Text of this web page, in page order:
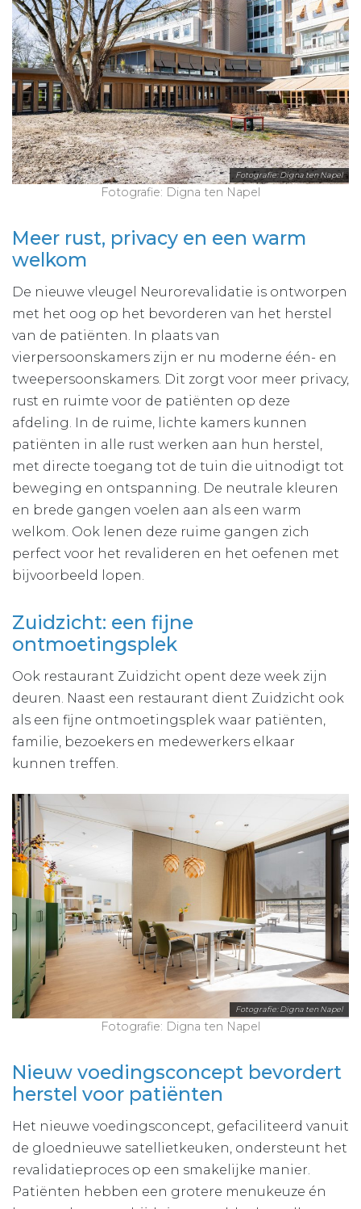
Fotografie: Digna ten Napel
Fotografie: Digna ten Napel
Meer rust, privacy en een warm
welkom
De nieuwe vleugel Neurorevalidatie is ontworpen
met het oog op het bevorderen van het herstel
van de patiënten. In plaats van
vierpersoonskamers zijn er nu moderne één- en
tweepersoonskamers. Dit zorgt voor meer privacy,
rust en ruimte voor de patiënten op deze
afdeling. In de ruime, lichte kamers kunnen
patiënten in alle rust werken aan hun herstel,
met directe toegang tot de tuin die uitnodigt tot
beweging en ontspanning. De neutrale kleuren
en brede gangen voelen aan als een warm
welkom. Ook lenen deze ruime gangen zich
perfect voor het revalideren en het oefenen met
bijvoorbeeld lopen.
Zuidzicht: een fijne
ontmoetingsplek
Ook restaurant Zuidzicht opent deze week zijn
deuren. Naast een restaurant dient Zuidzicht ook
als een fijne ontmoetingsplek waar patiënten,
familie, bezoekers en medewerkers elkaar
kunnen treffen.
Fotografie: Digna ten Napel
Fotografie: Digna ten Napel
Nieuw voedingsconcept bevordert
herstel voor patiënten
Het nieuwe voedingsconcept, gefaciliteerd vanuit
de gloednieuwe satellietkeuken, ondersteunt het
revalidatieproces op een smakelijke manier.
Patiënten hebben een grotere menukeuze én